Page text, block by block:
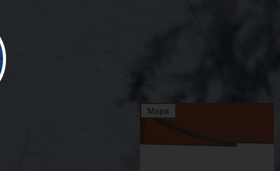
Mapa